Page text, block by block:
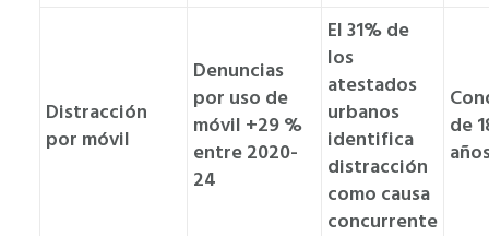
Distracción
por móvil
Denuncias
por uso de
móvil +29 %
entre 2020-
24
El 31% de
los
atestados
urbanos
identifica
distracción
como causa
concurrente
de